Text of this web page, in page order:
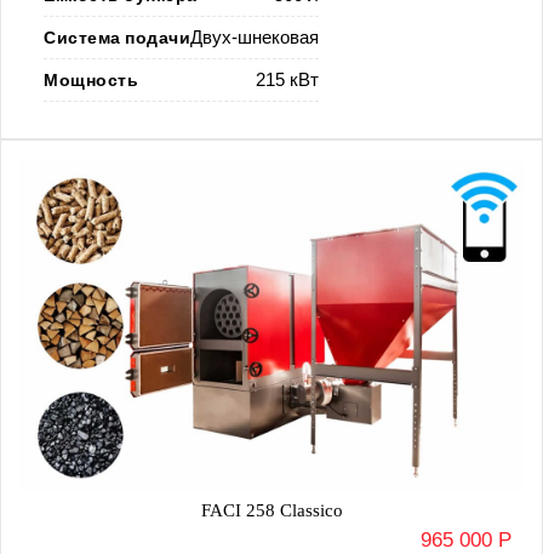
Система подачиДвух-шнековая
Мощность 215 кВт
FACI 258 Classico
965 000 Р